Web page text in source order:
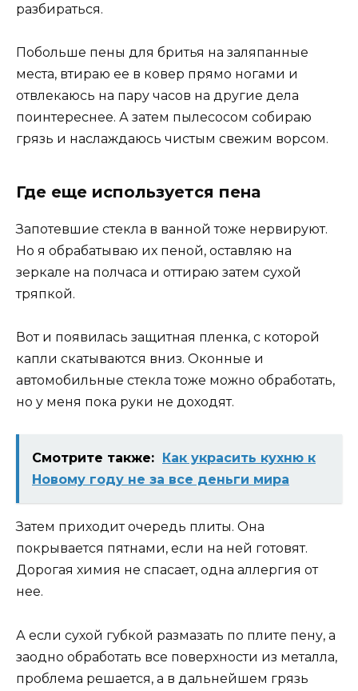
разбираться.
Побольше пены для бритья на заляпанные
места, втираю ее в ковер прямо ногами и
отвлекаюсь на пару часов на другие дела
поинтереснее. А затем пылесосом собираю
грязь и наслаждаюсь чистым свежим ворсом.
Где еще используется пена
Запотевшие стекла в ванной тоже нервируют.
Но я обрабатываю их пеной, оставляю на
зеркале на полчаса и оттираю затем сухой
тряпкой.
Вот и появилась защитная пленка, с которой
капли скатываются вниз. Оконные и
автомобильные стекла тоже можно обработать,
но у меня пока руки не доходят.
Смотрите также:
Как украсить кухню к
Новому году не за все деньги мира
Затем приходит очередь плиты. Она
покрывается пятнами, если на ней готовят.
Дорогая химия не спасает, одна аллергия от
нее.
А если сухой губкой размазать по плите пену, а
заодно обработать все поверхности из металла,
проблема решается, а в дальнейшем грязь